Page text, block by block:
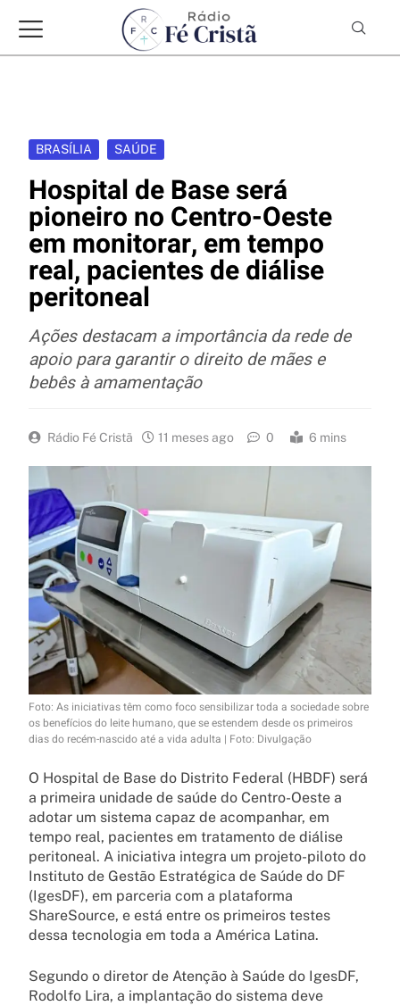
BRASÍLIA SAÚDE
Hospital de Base será
pioneiro no Centro-Oeste
em monitorar, em tempo
real, pacientes de diálise
peritoneal
Ações destacam a importância da rede de
apoio para garantir o direito de mães e
bebês à amamentação
Rádio Fé Cristã 11 meses ago 0 6 mins
Foto: As iniciativas têm como foco sensibilizar toda a sociedade sobre
os benefícios do leite humano, que se estendem desde os primeiros
dias do recém-nascido até a vida adulta | Foto: Divulgação
O Hospital de Base do Distrito Federal (HBDF) será
a primeira unidade de saúde do Centro-Oeste a
adotar um sistema capaz de acompanhar, em
tempo real, pacientes em tratamento de diálise
peritoneal. A iniciativa integra um projeto-piloto do
Instituto de Gestão Estratégica de Saúde do DF
(IgesDF), em parceria com a plataforma
ShareSource, e está entre os primeiros testes
dessa tecnologia em toda a América Latina.
Segundo o diretor de Atenção à Saúde do IgesDF,
Rodolfo Lira, a implantação do sistema deve